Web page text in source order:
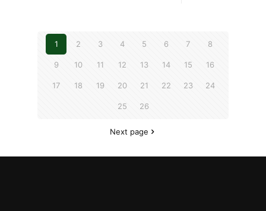
1 2 3 4 5 6 7 8
9 10 11 12 13 14 15 16
17 18 19 20 21 22 23 24
25 26
Next page